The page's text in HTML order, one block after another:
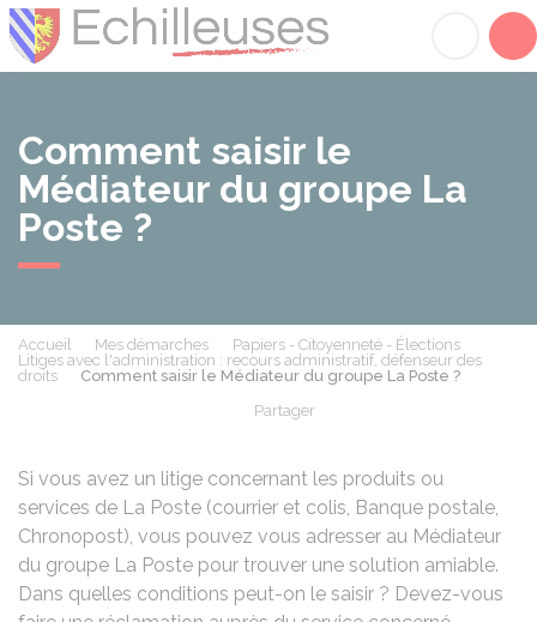
Comment saisir le
Médiateur du groupe La
Poste ?
Accueil Mes démarches
Papiers - Citoyenneté - Élections
Litiges avec l'administration : recours administratif, défenseur des
droits
Comment saisir le Médiateur du groupe La Poste ?
Partager
Si vous avez un litige concernant les produits ou
services de La Poste (courrier et colis, Banque postale,
Chronopost), vous pouvez vous adresser au Médiateur
du groupe La Poste pour trouver une solution amiable.
Dans quelles conditions peut-on le saisir ? Devez-vous